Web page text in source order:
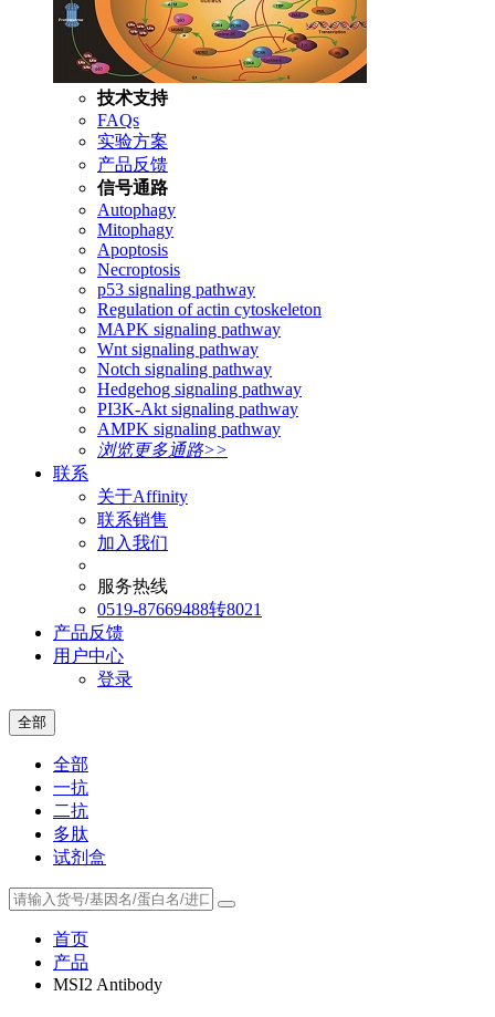
技术支持
FAQs
实验方案
产品反馈
信号通路
Autophagy
Mitophagy
Apoptosis
Necroptosis
p53 signaling pathway
Regulation of actin cytoskeleton
MAPK signaling pathway
Wnt signaling pathway
Notch signaling pathway
Hedgehog signaling pathway
PI3K-Akt signaling pathway
AMPK signaling pathway
浏览更多通路>>
联系
关于Affinity
联系销售
加入我们
服务热线
0519-87669488转8021
产品反馈
用户中心
登录
全部
全部
一抗
二抗
多肽
试剂盒
首页
产品
MSI2 Antibody